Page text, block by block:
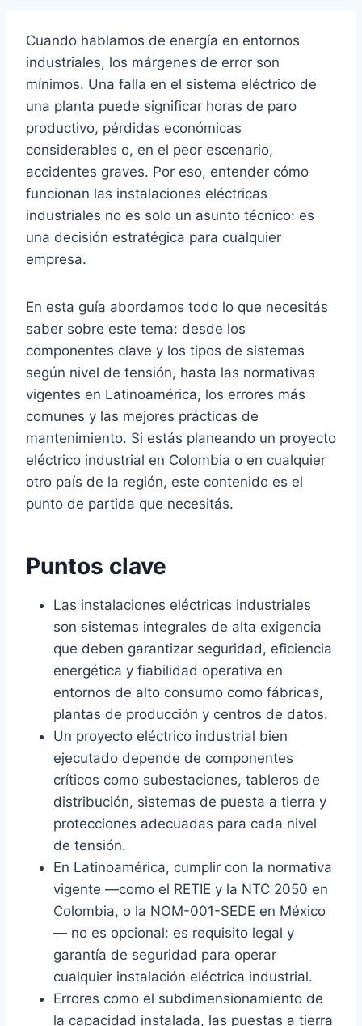
Cuando hablamos de energía en entornos
industriales, los márgenes de error son
mínimos. Una falla en el sistema eléctrico de
una planta puede significar horas de paro
productivo, pérdidas económicas
considerables o, en el peor escenario,
accidentes graves. Por eso, entender cómo
funcionan las instalaciones eléctricas
industriales no es solo un asunto técnico: es
una decisión estratégica para cualquier
empresa.
En esta guía abordamos todo lo que necesitás
saber sobre este tema: desde los
componentes clave y los tipos de sistemas
según nivel de tensión, hasta las normativas
vigentes en Latinoamérica, los errores más
comunes y las mejores prácticas de
mantenimiento. Si estás planeando un proyecto
eléctrico industrial en Colombia o en cualquier
otro país de la región, este contenido es el
punto de partida que necesitás.
Puntos clave
Las instalaciones eléctricas industriales
son sistemas integrales de alta exigencia
que deben garantizar seguridad, eficiencia
energética y fiabilidad operativa en
entornos de alto consumo como fábricas,
plantas de producción y centros de datos.
Un proyecto eléctrico industrial bien
ejecutado depende de componentes
críticos como subestaciones, tableros de
distribución, sistemas de puesta a tierra y
protecciones adecuadas para cada nivel
de tensión.
En Latinoamérica, cumplir con la normativa
vigente —como el RETIE y la NTC 2050 en
Colombia, o la NOM-001-SEDE en México
— no es opcional: es requisito legal y
garantía de seguridad para operar
cualquier instalación eléctrica industrial.
Errores como el subdimensionamiento de
la capacidad instalada, las puestas a tierra